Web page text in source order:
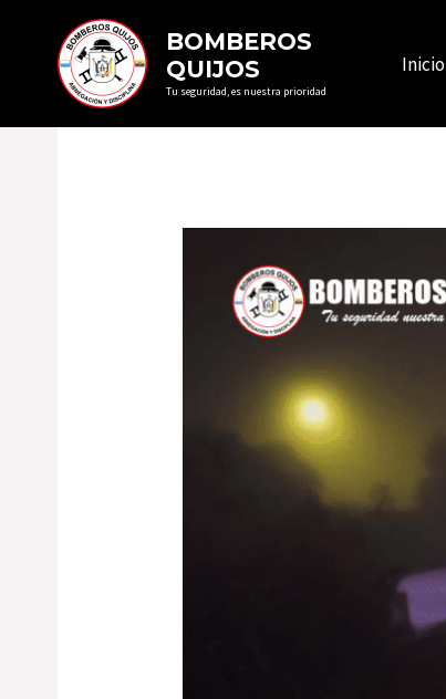
contenido
BOMBEROS
QUIJOS
Tu seguridad, es nuestra prioridad
Inicio